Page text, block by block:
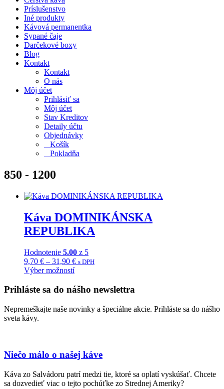
Príslušenstvo
Iné produkty
Kávová permanentka
Sypané čaje
Darčekové boxy
Blog
Kontakt
Kontakt
O nás
Môj účet
Prihlásiť sa
Môj účet
Stav Kreditov
Detaily účtu
Objednávky
Košík
Pokladňa
850 - 1200
Káva DOMINIKÁNSKA
REPUBLIKA
Hodnotenie 5.00 z 5
9,70 € – 31,90 €Price
through
s DPH
Výber možností
produkt
viacero
variantov.
Možnosti
vybrať
na
produktu.
Prihláste sa do nášho newslettra
Nepremeškajte naše novinky a špeciálne akcie. Prihláste sa do nášho
sveta kávy.
Niečo málo o našej káve
Káva zo Salvádoru patrí medzi tie, ktoré sa oplatí vyskúšať. Chcete
sa dozvedieť viac o tejto pochúťke zo Strednej Ameriky?